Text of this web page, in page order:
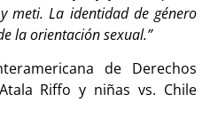
meti. La identidad de género
la orientación sexual.”
de Derechos
Riffo y niñas vs. Chile